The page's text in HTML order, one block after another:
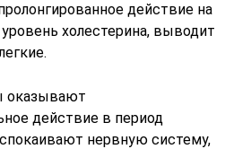
действие на
холестерина, выводит
оказывают
действие в период
нервную систему,